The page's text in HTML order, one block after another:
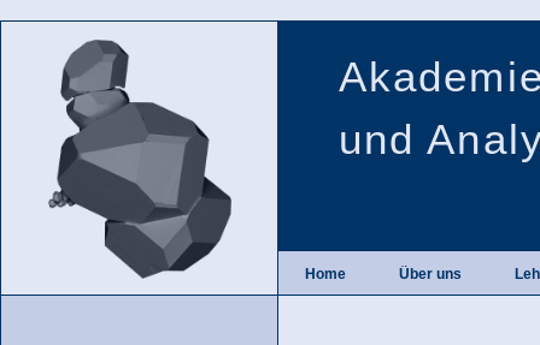
und
Home Über uns